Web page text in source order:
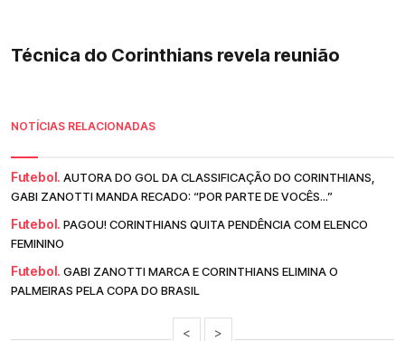
Técnica do Corinthians revela reunião
NOTÍCIAS RELACIONADAS
Futebol. AUTORA DO GOL DA CLASSIFICAÇÃO DO CORINTHIANS,
GABI ZANOTTI MANDA RECADO: “POR PARTE DE VOCÊS...”
Futebol. PAGOU! CORINTHIANS QUITA PENDÊNCIA COM ELENCO
FEMININO
Futebol. GABI ZANOTTI MARCA E CORINTHIANS ELIMINA O
PALMEIRAS PELA COPA DO BRASIL
< >